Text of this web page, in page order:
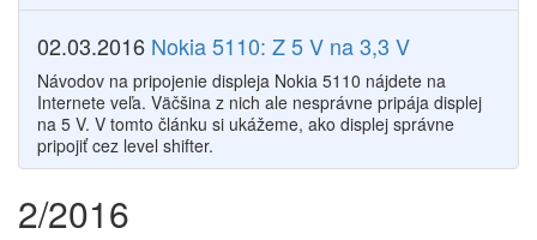
02.03.2016 Nokia 5110: Z 5 V na 3,3 V
Návodov na pripojenie displeja Nokia 5110 nájdete na
Internete veľa. Väčšina z nich ale nesprávne pripája displej
na 5 V. V tomto článku si ukážeme, ako displej správne
pripojiť cez level shifter.
2/2016